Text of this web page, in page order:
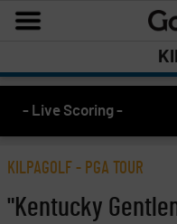
- Live Scoring -
KILPAGOLF - PGA TOUR
"Kentucky